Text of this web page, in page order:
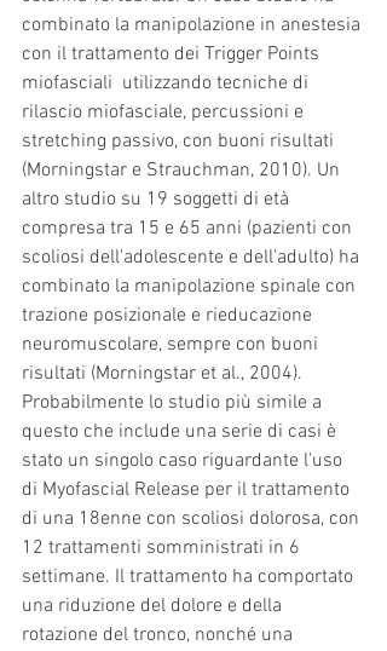
combinato la manipolazione in anestesia
con il trattamento dei Trigger Points
miofasciali  utilizzando tecniche di
rilascio miofasciale, percussioni e
stretching passivo, con buoni risultati
(Morningstar e Strauchman, 2010). Un
altro studio su 19 soggetti di età
compresa tra 15 e 65 anni (pazienti con
scoliosi dell'adolescente e dell'adulto) ha
combinato la manipolazione spinale con
trazione posizionale e rieducazione
neuromuscolare, sempre con buoni
risultati (Morningstar et al., 2004).
Probabilmente lo studio più simile a
questo che include una serie di casi è
stato un singolo caso riguardante l'uso
di Myofascial Release per il trattamento
di una 18enne con scoliosi dolorosa, con
12 trattamenti somministrati in 6
settimane. Il trattamento ha comportato
una riduzione del dolore e della
rotazione del tronco, nonché una